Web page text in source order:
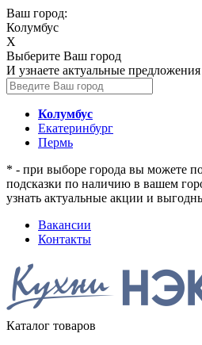
Ваш город:
Колумбус
X
Выберите Ваш город
И узнаете актуальные
Колумбус
Екатеринбург
Пермь
* - при выборе города вы можете
подсказки по наличию в вашем
узнать актуальные акции и
Вакансии
Контакты
Каталог товаров